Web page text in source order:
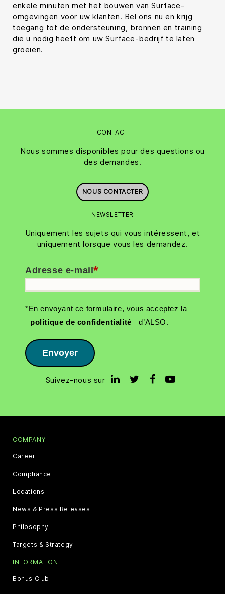
enkele minuten met het bouwen van Surface-
omgevingen voor uw klanten. Bel ons nu en krijg
toegang tot de ondersteuning, bronnen en training
die u nodig heeft om uw Surface-bedrijf te laten
groeien.
CONTACT
Nous sommes disponibles pour des questions ou
des demandes.
NOUS CONTACTER
NEWSLETTER
Uniquement les sujets qui vous intéressent, et
uniquement lorsque vous les demandez.
*
Adresse e-mail
*En envoyant ce formulaire, vous acceptez la
politique de confidentialité
d’ALSO.
Envoyer
Suivez-nous sur
COMPANY
Career
Compliance
Locations
News & Press Releases
Philosophy
Targets & Strategy
INFORMATION
Bonus Club